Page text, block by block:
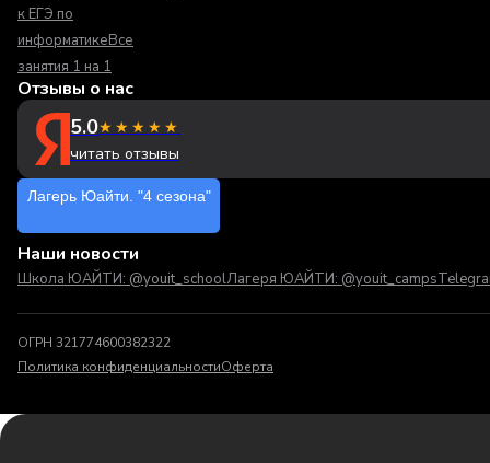
к ЕГЭ по
информатикеВсе
занятия 1 на 1
Отзывы о нас
5.0★★★★★
читать отзывы
Лагерь Юайти. "4 сезона"
Наши новости
Школа ЮАЙТИ: @youit_schoolЛагеря ЮАЙТИ: @youit_camps
ОГРН 321774600382322
Политика конфиденциальностиОферта